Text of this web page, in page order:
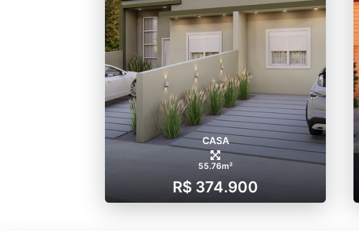
CASA
55.76m²
R$ 374.900